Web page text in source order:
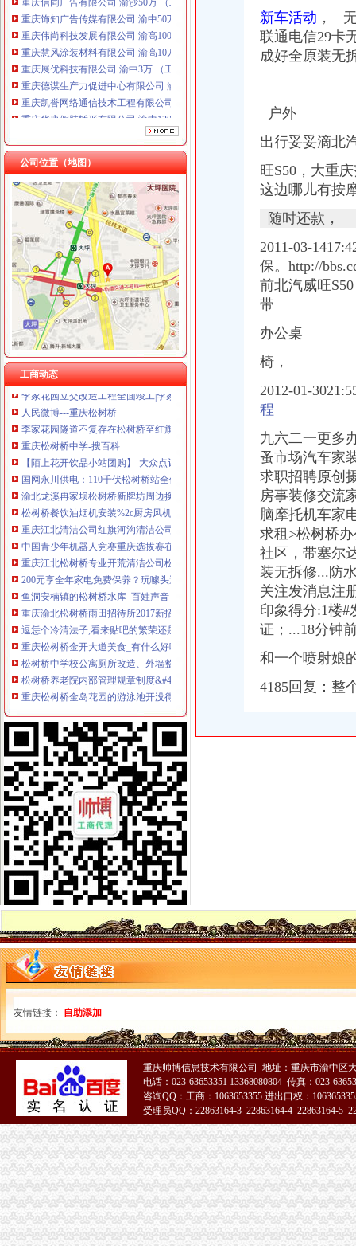
重庆饰知广告传媒有限公司 渝中50万 （工商注册）
重庆伟尚科技发展有限公司 渝高100万 （工商注册）
重庆慧风涂装材料有限公司 渝高10万 （工商注册）
重庆展优科技有限公司 渝中3万 （工商注册）
重庆德谋生产力促进中心有限公司 渝大10万 （工商注册）
重庆凯誉网络通信技术工程有限公司渝中分公司 （工商注册）
重庆华康假肢矫形有限公司 渝中120万 （增资）
杭州思锐贸易有限公司重庆分公司 渝中 （工商注册）
公司位置（地图）
工商动态
松树桥开公司
松树桥公司,松树桥电话,1502,,_重庆房屋家居维
重庆松树桥到新开寺可乘坐公交车：201路、201路中级-重庆公交车网
共同谱写松中教育梦——重庆市松树桥中学校长刘庆先2015新春寄语-
杨勇：#新牌坊地面下陷#松树
松树桥中学推名师新秀精品课展示大赛获佳绩-教育频道-华龙网
【重庆松树桥其他招聘网_其他招聘信息】-重庆智联招聘
松树桥在爪子,把马路轧断了_重庆_论坛_天涯社区
【重庆松树桥护理招聘网_护理招聘信息】-重庆智联招聘
李家花园立交改造工程全面竣工|李家花园|红旗河沟|松树桥_新浪新闻
人民微博---重庆松树桥
李家花园隧道不复存在松树桥至红旗河沟方向通车_凤凰资讯
重庆松树桥中学-搜百科
【陌上花开饮品小站团购】-大众点评网团购重庆站
国网永川供电：110千伏松树桥站全停改造——人民网·重庆视窗—重
渝北龙溪冉家坝松树桥新牌坊周边换-直辖市重庆
松树桥餐饮油烟机安装%2c厨房风机维修%2c烟道制作安装图-公司动
重庆江北清洁公司红旗河沟清洁公司松树桥清洁公司-江北保洁|重庆酷
中国青少年机器人竞赛重庆选拔赛在松树桥中学开赛-新华网重庆频道
重庆江北松树桥专业开荒清洁公司松树桥开荒清洁多少钱-久久信息网
200元享全年家电免费保养？玩噱头遭质疑|家电|免费|公司_新浪新闻
鱼洞安楠镇的松树桥水库_百姓声音_论坛_天涯社区
重庆渝北松树桥雨田招待所2017新招聘信息_电话_地址-58企业名录
逗恁个冷清法子,看来贴吧的繁荣还是离不开【松树桥中学吧】_百
重庆松树桥金开大道美食_有什么好吃的-团购_大众点评网-大众点评网
松树桥中学校公寓厕所改造、外墙整及学术报告厅维修工程-中
松树桥养老院内部管理规章制度&#46;doc下载_爱问共享资料
重庆松树桥金岛花园的游泳池开没得_搜问问
松树桥水库写意/原创-文的日志-网易博客
重庆内河捞：渝北龙溪、冉家坝、新牌坊、北环、松树桥、管道疏通
松树桥大厦渝北楼盘,与松树桥大厦同区域楼盘信息-重庆安居客
有谁知道重庆松树桥那里的东廷印刷搬到哪里去了？-爱问知识人
A江北松树桥搬家公司收费红旗河沟搬家公司搬家-重庆58同城
大石坝大庆村松树桥创鸿恩东原D七区换芯修门开车门保险柜-
松树桥大厦户型图|松树桥大厦房型图_重庆渝北松树桥大厦
松树桥观音桥红旗河沟换芯换装修门-直辖市重庆具
重庆市渝北区海韵房地产经纪服务部松树桥分部
松树桥中课题获成“科学院小院士”_网易新闻中心
松树桥中央空调维修|家用中央空调维修|24H电话（优质商家）-东方供
重庆市渝北区海韵房地产经纪服务部松树桥分部
【重庆万佳连超市松树桥店酒店】重庆万佳连超市松树桥店酒店预
松树桥中学举行教育科研课题开题会_财经_环球网
2017年重庆松树桥劳务员年审报名中心_志趣网
2017年重庆松树桥劳务员年审报名中心_志趣网
松树桥立交附近商场,松树桥立交附近有什么商场
悄悄施工“躲猫猫”松树桥近万平方米违法建筑被拆除——凤凰网房
【重庆江北区松树桥篮球场】江北区松树桥篮球场团购-重庆拉手网
重庆松树桥花卉园附近7天_重庆松树桥花卉园附近7天连酒店-住哪
在江北和沙坪坝之间,比如石门,松树桥,冉家坝,南桥寺,加州等
松树桥中学：们巧手生花开创意无限的班会课
李家花园隧道改造有新进展往松树桥方向通车不堵啦_房产重庆站_腾
悄悄施工“躲猫猫”松树桥近万平方米违法建筑被拆除——凤凰网房
【重庆江北区松树桥游泳馆】江北区松树桥游泳馆团购-重庆拉手网
重庆管道孔：渝北龙溪松树桥人和冉家坝鸳鸯周边下水道疏通-重庆
松树桥花卉园附近酒店_松树桥花卉园附近宾馆_艺龙
松树桥开公司
松树桥公司,松树桥电话,1502,,_重庆房屋家居维
重庆松树桥到新开寺可乘坐公交车：201路、201路中级-重庆公交车网
共同谱写松中教育梦——重庆市松树桥中学校长刘庆先2015新春寄语-
杨勇：#新牌坊地面下陷#松树
新车活动 ，
联通电信29卡
成好全原装无
户外
出行妥妥滴北
旺S50，大重
这边哪儿有按
随时还款，
2011-03-
保。http://
前北汽威旺
带
办公桌
椅，
2012-01-
程
九六二一更多
蚤市场汽车家
求职招聘原创
房事装修交流
脑摩托机车家
求租>松树桥
社区，带塞尔
装无拆修...防
关注发消息注
印象得分:1楼
证；...18分钟
和一个喷射娘
4185回复：整
友情链接： 自助添加
重庆帅博信息技术有限公司 地址：重庆市渝中区
电话：023-63653351 13368080804 传真：023-
咨询QQ：工商：1063653355 进出口权：
受理员QQ：22863164-3 22863164-4 22863164-5
51La